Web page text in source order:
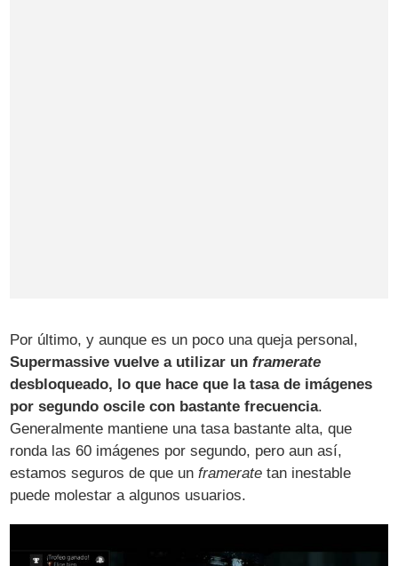
Por último, y aunque es un poco una queja personal,
Supermassive vuelve a utilizar un framerate
desbloqueado, lo que hace que la tasa de imágenes
por segundo oscile con bastante frecuencia.
Generalmente mantiene una tasa bastante alta, que
ronda las 60 imágenes por segundo, pero aun así,
estamos seguros de que unframerate tan inestable
puede molestar a algunos usuarios.